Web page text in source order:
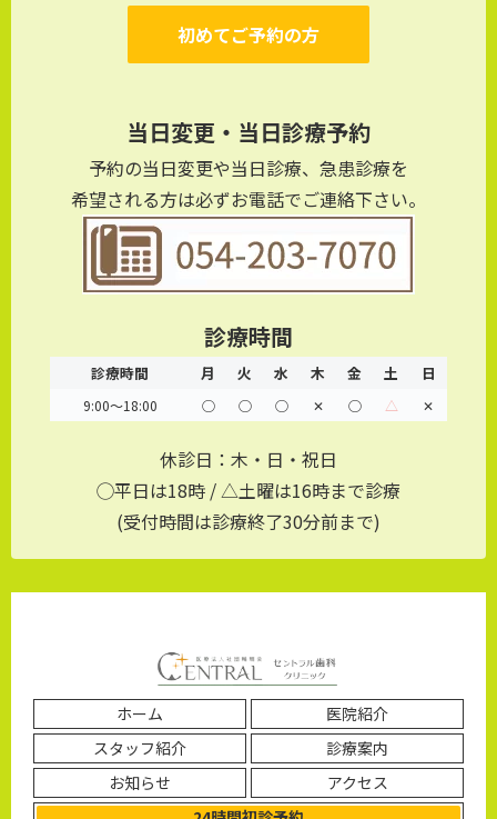
初めてご予約の方
当日変更・当日診療予約
予約の当日変更や当日診療、急患診療を
希望される方は必ずお電話でご連絡下さい。
診療時間
診療時間 月 火 水 木 金 土 日
9:00～18:00 ◯ ◯ ◯ ✕ ◯ △ ✕
休診日：木・日・祝日
◯平日は18時 / △土曜は16時まで診療
(受付時間は診療終了30分前まで)
ホーム
医院紹介
スタッフ紹介
診療案内
お知らせ
アクセス